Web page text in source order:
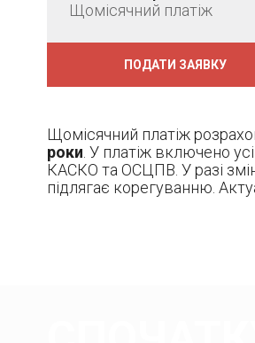
Щомісячний платіж
ПОДАТИ ЗАЯВКУ
Щомісячний платіж
роки . У платіж включено
КАСКО та ОСЦПВ. У разі
підлягає корегуванню.